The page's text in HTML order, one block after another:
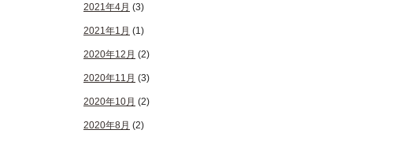
2021年4月 (3)
2021年1月 (1)
2020年12月 (2)
2020年11月 (3)
2020年10月 (2)
2020年8月 (2)